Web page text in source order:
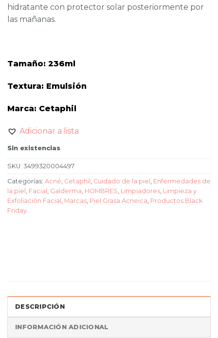
hidratante con protector solar posteriormente por
las mañanas.
Tamaño: 236ml
Textura: Emulsión
Marca: Cetaphil
Adicionar a lista
Sin existencias
SKU: 3499320004497
Categorías: Acné Cetaphil Cuidado de la piel Enfermedades de
la piel Facial Galderma HOMBRES Limpiadores Limpieza y
Exfoliación Facial Marcas Piel Grasa Acneica Productos Black
Friday
DESCRIPCIÓN
INFORMACIÓN ADICIONAL